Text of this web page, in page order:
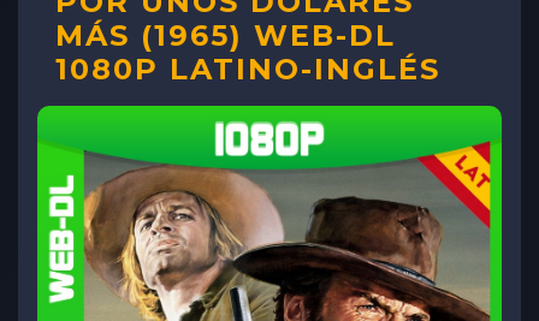
MÁS (1965) WEB-DL
1080P LATINO-INGLÉS